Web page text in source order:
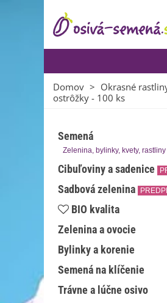
Domov > Okrasné
ostrôžky - 100 ks
Semená
Zelenina, bylinky, kvety,
Cibuľoviny a sadenice
Sadbová zelenina
BIO kvalita
Zelenina a ovocie
Bylinky a korenie
Semená na klíčenie
Trávne a lúčne osivo